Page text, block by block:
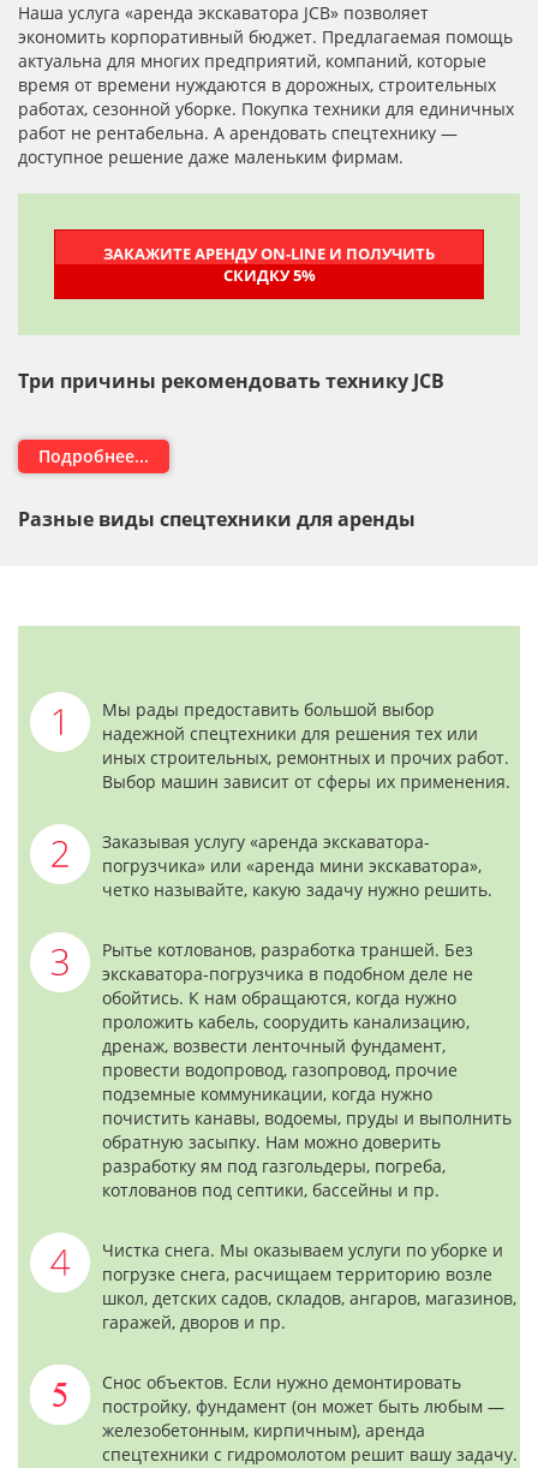
Наша услуга «аренда экскаватора JCB» позволяет
экономить корпоративный бюджет. Предлагаемая помощь
актуальна для многих предприятий, компаний, которые
время от времени нуждаются в дорожных, строительных
работах, сезонной уборке. Покупка техники для единичных
работ не рентабельна. А арендовать спецтехнику —
доступное решение даже маленьким фирмам.
ЗАКАЖИТЕ АРЕНДУ ON-LINE И ПОЛУЧИТЬ
СКИДКУ 5%
Три причины рекомендовать технику JCB
Подробнее...
Разные виды спецтехники для аренды
Мы рады предоставить большой выбор
надежной спецтехники для решения тех или
иных строительных, ремонтных и прочих работ.
Выбор машин зависит от сферы их применения.
Заказывая услугу «аренда экскаватора-
погрузчика» или «аренда мини экскаватора»,
четко называйте, какую задачу нужно решить.
Рытье котлованов, разработка траншей. Без
экскаватора-погрузчика в подобном деле не
обойтись. К нам обращаются, когда нужно
проложить кабель, соорудить канализацию,
дренаж, возвести ленточный фундамент,
провести водопровод, газопровод, прочие
подземные коммуникации, когда нужно
почистить канавы, водоемы, пруды и выполнить
обратную засыпку. Нам можно доверить
разработку ям под газгольдеры, погреба,
котлованов под септики, бассейны и пр.
Чистка снега. Мы оказываем услуги по уборке и
погрузке снега, расчищаем территорию возле
школ, детских садов, складов, ангаров, магазинов,
гаражей, дворов и пр.
Снос объектов. Если нужно демонтировать
постройку, фундамент (он может быть любым —
железобетонным, кирпичным), аренда
спецтехники с гидромолотом решит вашу задачу.